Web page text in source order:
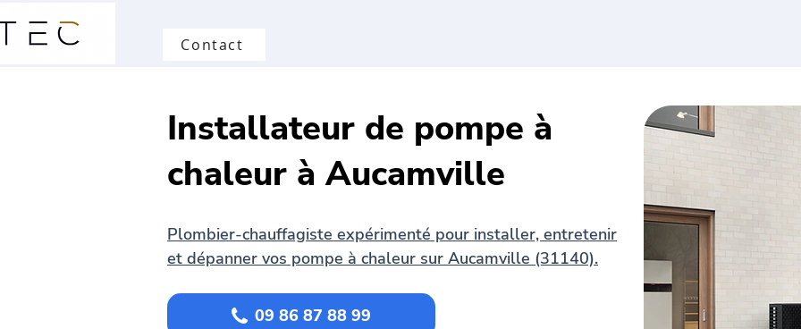
Contact
Installateur de pompe à
chaleur à Aucamville
Plombier-chauffagiste expérimenté pour installer, entretenir
et dépanner vos pompe à chaleur sur Aucamville (31140).
09 86 87 88 99